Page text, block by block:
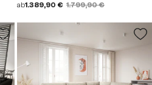
ab1.389,90 € 1.799,90 €